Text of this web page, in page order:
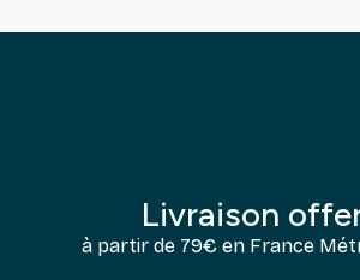
Livraison
à partir de 79€ en France